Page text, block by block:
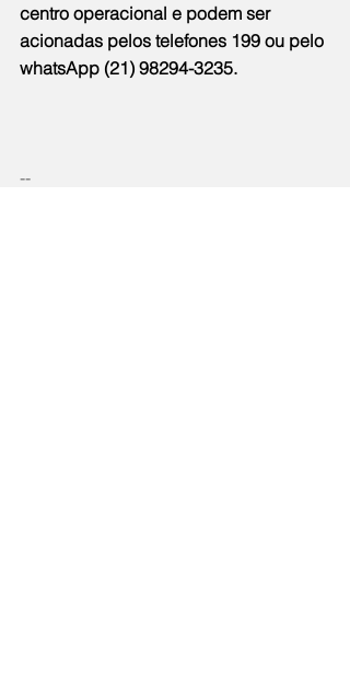
centro operacional e podem ser
acionadas pelos telefones 199 ou pelo
whatsApp (21) 98294-3235.
--